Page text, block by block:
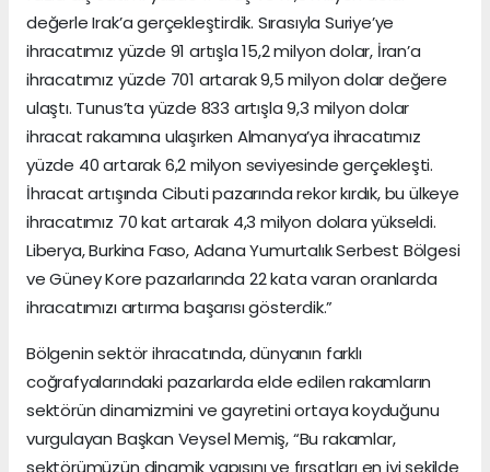
değerle Irak’a gerçekleştirdik. Sırasıyla Suriye’ye
ihracatımız yüzde 91 artışla 15,2 milyon dolar, İran’a
ihracatımız yüzde 701 artarak 9,5 milyon dolar değere
ulaştı. Tunus’ta yüzde 833 artışla 9,3 milyon dolar
ihracat rakamına ulaşırken Almanya’ya ihracatımız
yüzde 40 artarak 6,2 milyon seviyesinde gerçekleşti.
İhracat artışında Cibuti pazarında rekor kırdık, bu ülkeye
ihracatımız 70 kat artarak 4,3 milyon dolara yükseldi.
Liberya, Burkina Faso, Adana Yumurtalık Serbest Bölgesi
ve Güney Kore pazarlarında 22 kata varan oranlarda
ihracatımızı artırma başarısı gösterdik.”
Bölgenin sektör ihracatında, dünyanın farklı
coğrafyalarındaki pazarlarda elde edilen rakamların
sektörün dinamizmini ve gayretini ortaya koyduğunu
vurgulayan Başkan Veysel Memiş, “Bu rakamlar,